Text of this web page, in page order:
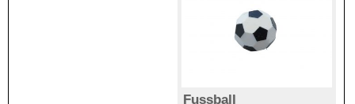
Fussball